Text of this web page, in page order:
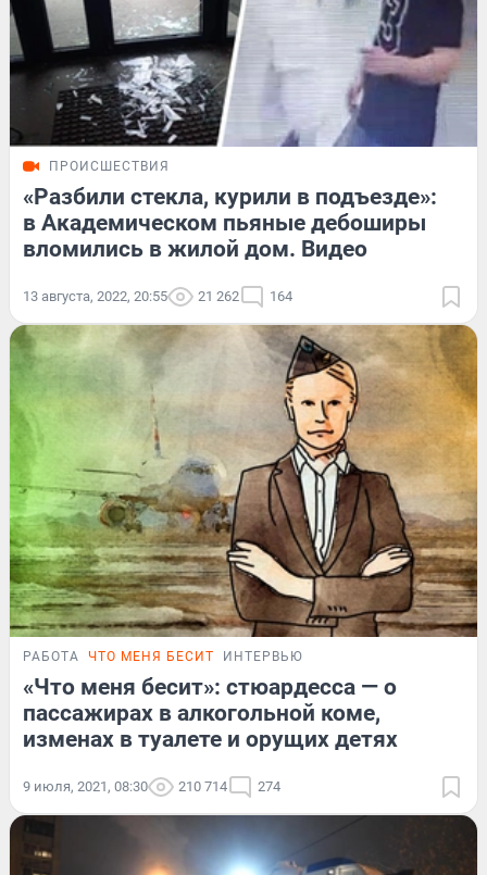
ПРОИСШЕСТВИЯ
«Разбили стекла, курили в подъезде»:
в Академическом пьяные дебоширы
вломились в жилой дом. Видео
13 августа, 2022, 20:55 21 262 164
РАБОТА ЧТО МЕНЯ БЕСИТ ИНТЕРВЬЮ
«Что меня бесит»: стюардесса — о
пассажирах в алкогольной коме,
изменах в туалете и орущих детях
9 июля, 2021, 08:30 210 714 274